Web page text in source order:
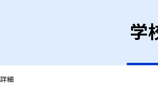
学
詳細